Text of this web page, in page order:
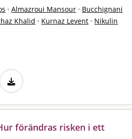
· Almazroui Mansour · Bucchignani
Khalid · Kurnaz Levent · Nikulin
förändras risken i ett